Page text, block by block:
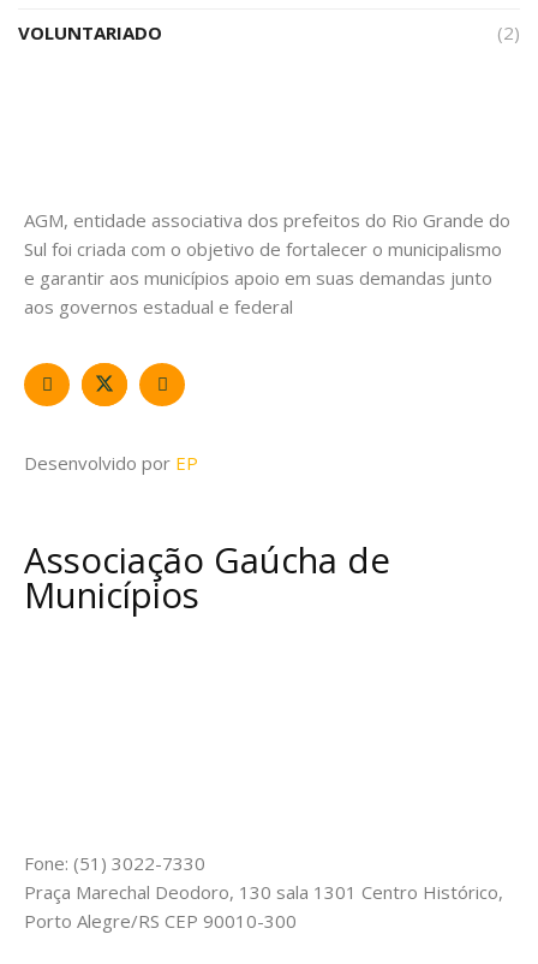
VOLUNTARIADO (2)
AGM, entidade associativa dos prefeitos do Rio Grande do
Sul foi criada com o objetivo de fortalecer o municipalismo
e garantir aos municípios apoio em suas demandas junto
aos governos estadual e federal
Desenvolvido por EP
Associação Gaúcha de
Municípios
Fone: (51) 3022-7330
Praça Marechal Deodoro, 130 sala 1301 Centro Histórico,
Porto Alegre/RS CEP 90010-300